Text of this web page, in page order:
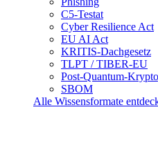
C5-Testat
Cyber Resilience Act
EU AI Act
KRITIS-Dachgesetz
TLPT / TIBER-EU
Post-Quantum-
SBOM
Alle Wissensformate